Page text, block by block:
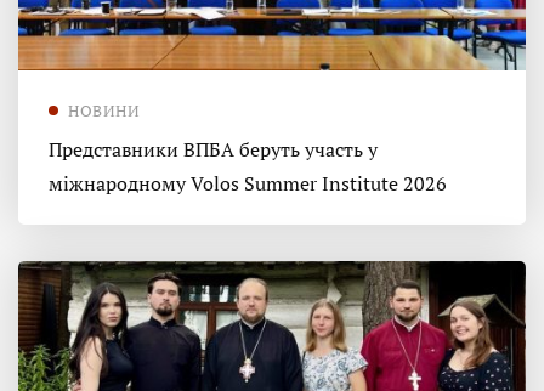
НОВИНИ
Представники ВПБА беруть участь у
міжнародному Volos Summer Institute 2026